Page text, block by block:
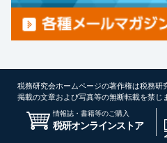
税務研究会ホームページの著作権は税務研
掲載の文章および写真等の無断転載を禁じ
情報誌・書籍等のご購入
税研オンラインストア